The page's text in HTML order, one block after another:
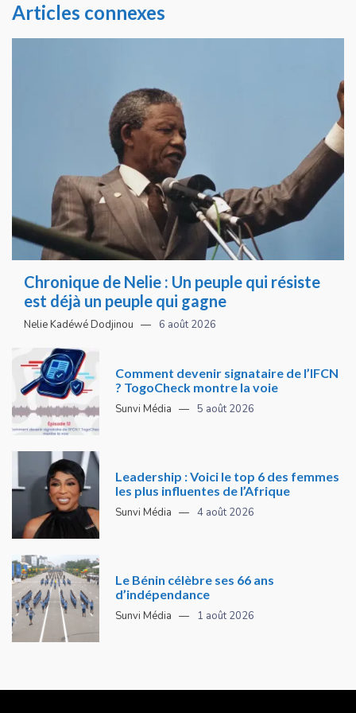
Articles connexes
Chronique de Nelie : Un peuple qui résiste
est déjà un peuple qui gagne
Nelie Kadéwé Dodjinou 6 août 2026
Comment devenir signataire de l’IFCN
? TogoCheck montre la voie
Sunvi Média 5 août 2026
Leadership : Voici le top 6 des femmes
les plus influentes de l’Afrique
Sunvi Média 4 août 2026
Le Bénin célèbre ses 66 ans
d’indépendance
Sunvi Média 1 août 2026